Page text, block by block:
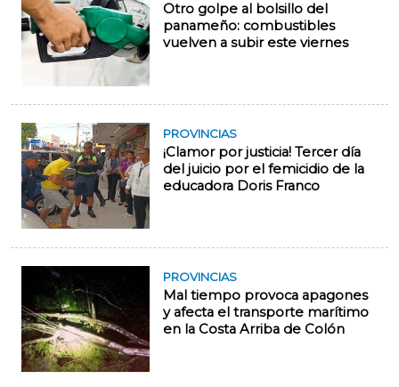
Otro golpe al bolsillo del
panameño: combustibles
vuelven a subir este viernes
PROVINCIAS
¡Clamor por justicia! Tercer día
del juicio por el femicidio de la
educadora Doris Franco
PROVINCIAS
Mal tiempo provoca apagones
y afecta el transporte marítimo
en la Costa Arriba de Colón